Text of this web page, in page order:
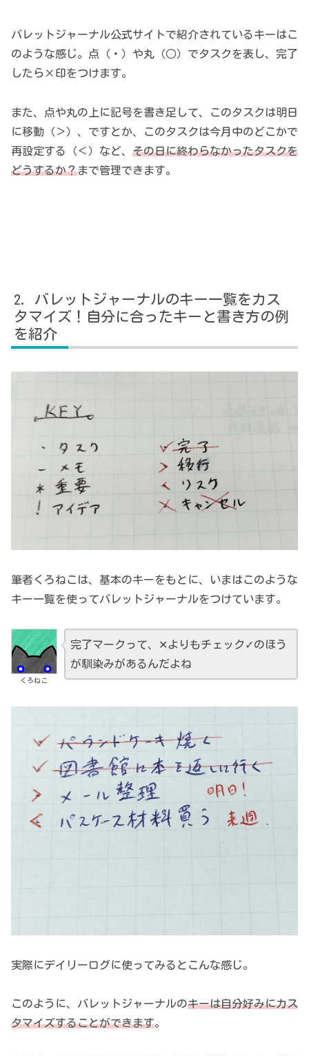
バレットジャーナル公式サイトで紹介されているキーはこ
のような感じ。点（・）や丸（○）でタスクを表し、完了
したら×印をつけます。
また、点や丸の上に記号を書き足して、このタスクは明日
に移動（＞）、ですとか、このタスクは今月中のどこかで
再設定する（＜）など、 その日に終わらなかったタスクを
どうするか？まで管理できます。
バレットジャーナルのキー一覧をカス
タマイズ！自分に合ったキーと書き方の例
を紹介
筆者くろねこは、基本のキーをもとに、いまはこのような
キー一覧を使ってバレットジャーナルをつけています。
くろねこ
完了マークって、✕よりもチェック✓のほう
が馴染みがあるんだよね
実際にデイリーログに使ってみるとこんな感じ。
このように、バレットジャーナルのキーは自分好みにカス
タマイズすることができます。